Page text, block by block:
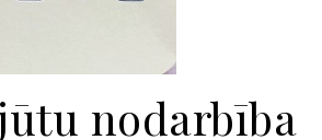
nodarbība